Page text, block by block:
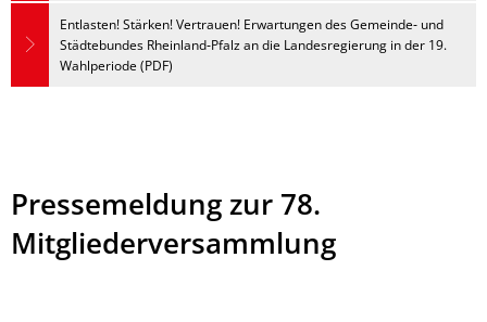
Entlasten! Stärken! Vertrauen! Erwartungen des Gemeinde‐ und
Städtebundes Rheinland‐Pfalz an die Landesregierung in der 19.
Wahlperiode (PDF)
Pressemeldung zur 78.
Mitgliederversammlung